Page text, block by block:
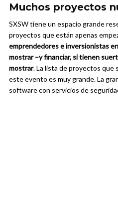
Muchos proyectos
SXSW tiene un espacio grande
proyectos que están apenas
emprendedores e inversionistas
mostrar –y financiar, si tienen
mostrar. La lista de proyectos
este evento es muy grande. La
software con servicios de